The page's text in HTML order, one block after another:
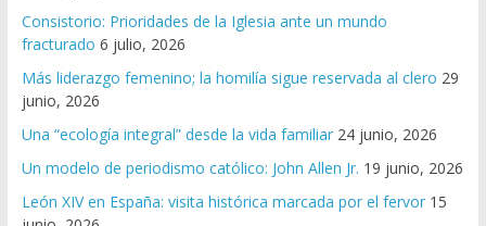
Consistorio: Prioridades de la Iglesia ante un mundo
fracturado 6 julio, 2026
Más liderazgo femenino; la homilía sigue reservada al clero 29
junio, 2026
Una “ecología integral” desde la vida familiar 24 junio, 2026
Un modelo de periodismo católico: John Allen Jr. 19 junio, 2026
León XIV en España: visita histórica marcada por el fervor 15